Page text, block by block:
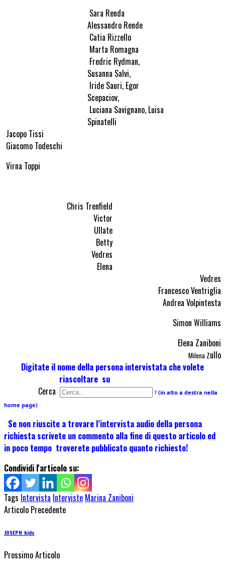
Sara Renda
Alessandro Rende
Catia Rizzello
Marta Romagna
Fredric Rydman,
Susanna Salvi,
Iride Sauri, Egor
Scepaciov,
Luciana Savignano, Luisa
Spinatelli
Jacopo Tissi
Giacomo Todeschi
Virna Toppi
Chris Trenfield
Victor
Ullate
Betty
Vedres
Elena
Vedres
Francesco Ventriglia
Andrea Volpintesta
Simon Williams
Elena Zaniboni
Milena Zullo
Digitate il nome della persona intervistata che volete
riascoltare su
Cerca
? (in alto a destra nella
home page)
Se non riuscite a trovare l’intervista audio della persona
richiesta scrivete un commento alla fine di questo articolo ed
in poco tempo troverete pubblicato quanto richiesto!
Condividi l'articolo su:
Tags Intervista Interviste Marina Zaniboni
Articolo Precedente
JOSEPH_kids
Prossimo Articolo